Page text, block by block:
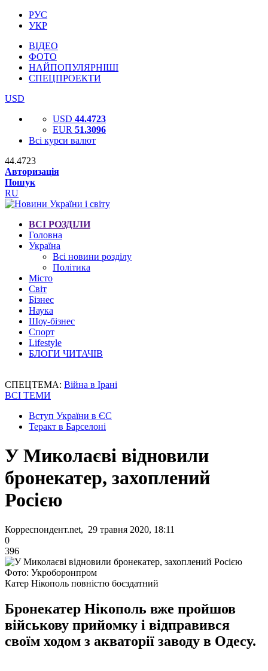
РУС
УКР
ВІДЕО
ФОТО
НАЙПОПУЛЯРНІШІ
СПЕЦПРОЕКТИ
USD
USD 44.4723
EUR 51.3096
Всі курси валют
44.4723
Авторизація
Пошук
RU
ВСІ РОЗДІЛИ
Головна
Україна
Всі новини розділу
Політика
Місто
Світ
Бізнес
Наука
Шоу-бізнес
Спорт
Lifestyle
БЛОГИ ЧИТАЧІВ
СПЕЦТЕМА: Війна в Ірані
ВСІ ТЕМИ
Вступ України в ЄС
Теракт в Барселоні
У Миколаєві відновили
бронекатер, захоплений
Росією
Корреспондент.net, 29 травня 2020, 18:11
0
396
Фото: Укроборонпром
Катер Нікополь повністю боєздатний
Бронекатер Нікополь вже пройшов
військову прийомку і відправився
своїм ходом з акваторії заводу в Одесу.